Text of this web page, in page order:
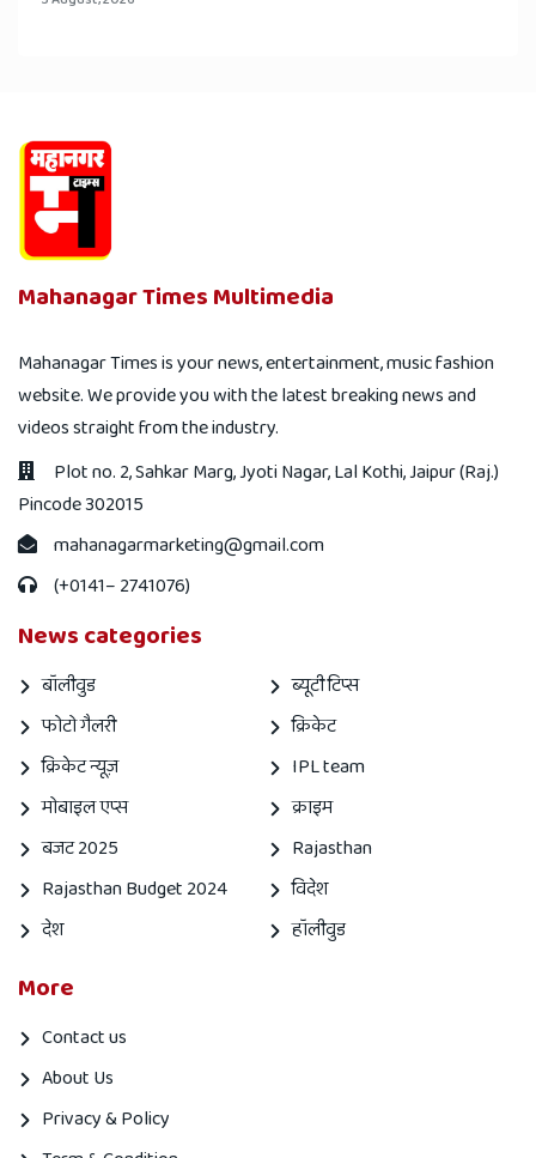
Mahanagar Times Multimedia
Mahanagar Times is your news, entertainment, music fashion
website. We provide you with the latest breaking news and
videos straight from the industry.
Plot no. 2, Sahkar Marg, Jyoti Nagar, Lal Kothi, Jaipur (Raj.)
Pincode 302015
mahanagarmarketing@gmail.com
(+0141– 2741076)
News categories
बॉलीवुड
ब्यूटी टिप्स
फोटो गैलरी
क्रिकेट
क्रिकेट न्यूज़
IPL team
मोबाइल एप्स
क्राइम
बजट 2025
Rajasthan
Rajasthan Budget 2024
विदेश
देश
हॉलीवुड
More
Contact us
About Us
Privacy & Policy